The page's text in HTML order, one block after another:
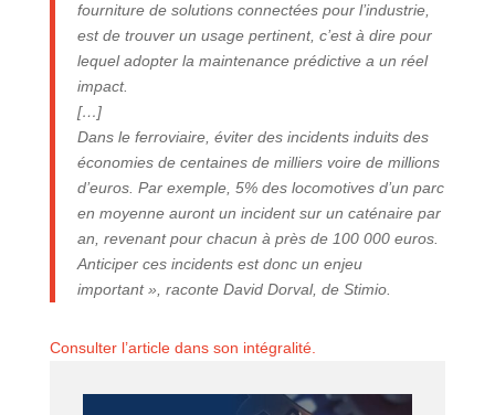
fourniture de solutions connectées pour l’industrie,
est de trouver un usage pertinent, c’est à dire pour
lequel adopter la maintenance prédictive a un réel
impact.
[…]
Dans le ferroviaire, éviter des incidents induits des
économies de centaines de milliers voire de millions
d’euros. Par exemple, 5% des locomotives d’un parc
en moyenne auront un incident sur un caténaire par
an, revenant pour chacun à près de 100 000 euros.
Anticiper ces incidents est donc un enjeu
important », raconte David Dorval, de Stimio.
Consulter l’article dans son intégralité.